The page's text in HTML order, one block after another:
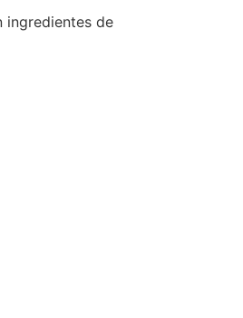
ingredientes de